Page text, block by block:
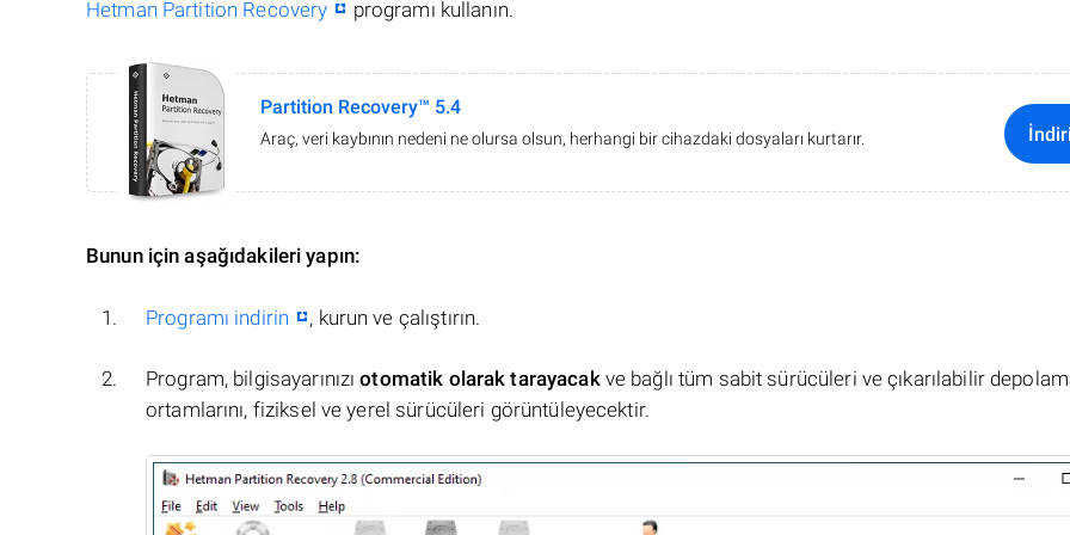
Hetman Partition Recovery
programı kullanın.
Partition Recovery™ 5.4
Araç, veri kaybının nedeni ne olursa olsun, herhangi bir cihazdaki dosyaları kurtarır.
Bunun için aşağıdakileri yapın:
Programı indirin , kurun ve çalıştırın.
Program, bilgisayarınızıotomatik olarak tarayacakve bağlı tüm sabit sürücüleri ve çıkarılabilir
ortamlarını, fiziksel ve yerel sürücüleri görüntüleyecektir.